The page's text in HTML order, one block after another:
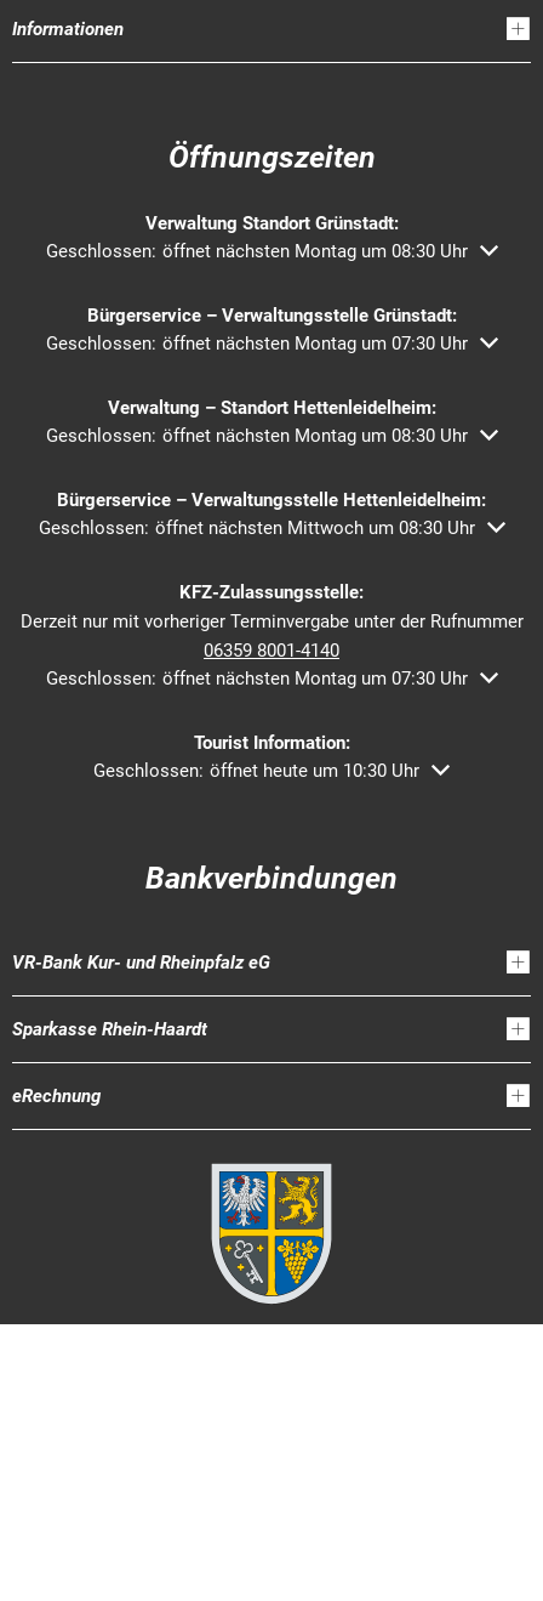
Informationen
Öffnungszeiten
Verwaltung Standort Grünstadt:
Klicken, um weitere Öffnungs- oder Schließzeiten
Geschlossen: öffnet nächsten Montag um 08:30 Uhr
Bürgerservice – Verwaltungsstelle Grünstadt:
Klicken, um weitere Öffnungs- oder Schließzeiten
Geschlossen: öffnet nächsten Montag um 07:30 Uhr
Verwaltung – Standort Hettenleidelheim:
Klicken, um weitere Öffnungs- oder Schließzeiten
Geschlossen: öffnet nächsten Montag um 08:30 Uhr
Bürgerservice – Verwaltungsstelle Hettenleidelheim:
Klicken, um weitere Öffnungs- oder Schließzeiten
Geschlossen: öffnet nächsten Mittwoch um 08:30 Uhr
KFZ-Zulassungsstelle:
Derzeit nur mit vorheriger Terminvergabe unter der Rufnummer
06359 8001-4140
Klicken, um weitere Öffnungs- oder Schließzeiten
Geschlossen: öffnet nächsten Montag um 07:30 Uhr
Tourist Information:
Klicken, um weitere Öffnungs- oder Schließzeiten
Geschlossen: öffnet heute um 10:30 Uhr
Bankverbindungen
VR-Bank Kur- und Rheinpfalz eG
Sparkasse Rhein-Haardt
eRechnung